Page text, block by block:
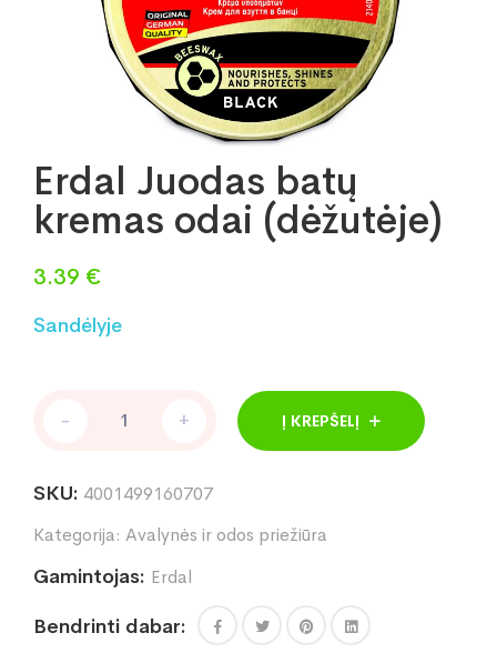
Erdal Juodas batų
kremas odai (dėžutėje)
3.39 €
Sandėlyje
Juodas
odai
kiekis
- + Į KREPŠELĮ
SKU: 4001499160707
Kategorija: Avalynės ir odos priežiūra
Gamintojas: Erdal
Bendrinti dabar: